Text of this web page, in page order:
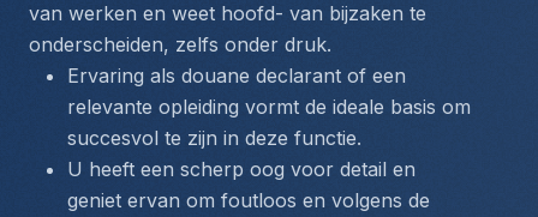
van werken en weet hoofd- van bijzaken te
onderscheiden, zelfs onder druk.
Ervaring als douane declarant of een
relevante opleiding vormt de ideale basis om
succesvol te zijn in deze functie.
U heeft een scherp oog voor detail en
geniet ervan om foutloos en volgens de